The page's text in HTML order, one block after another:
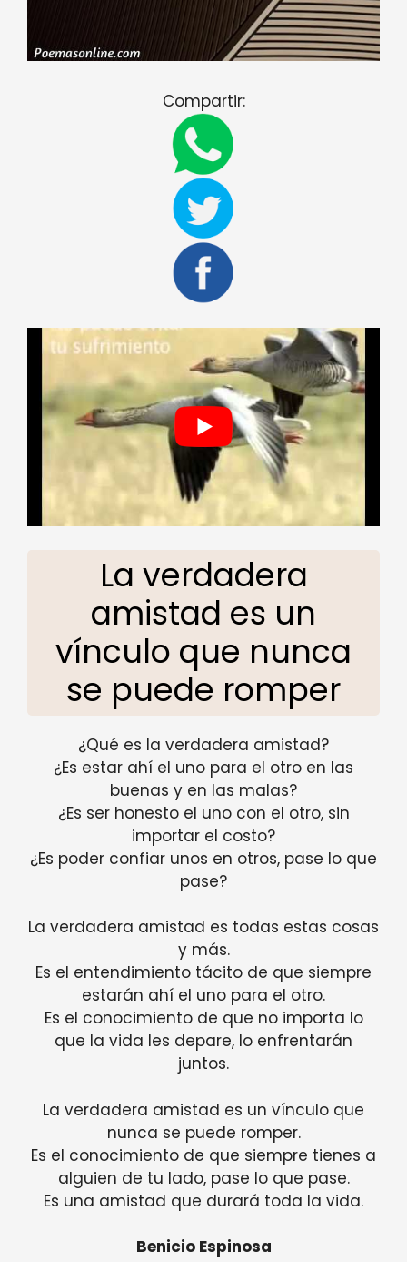
Compartir:
La verdadera
amistad es un
vínculo que nunca
se puede romper
¿Qué es la verdadera amistad?
¿Es estar ahí el uno para el otro en las
buenas y en las malas?
¿Es ser honesto el uno con el otro, sin
importar el costo?
¿Es poder confiar unos en otros, pase lo que
pase?
La verdadera amistad es todas estas cosas
y más.
Es el entendimiento tácito de que siempre
estarán ahí el uno para el otro.
Es el conocimiento de que no importa lo
que la vida les depare, lo enfrentarán
juntos.
La verdadera amistad es un vínculo que
nunca se puede romper.
Es el conocimiento de que siempre tienes a
alguien de tu lado, pase lo que pase.
Es una amistad que durará toda la vida.
Benicio Espinosa